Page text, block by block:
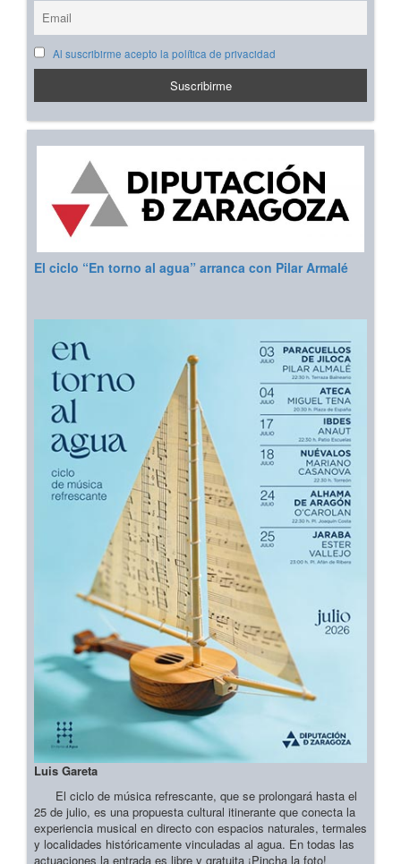
Al suscribirme acepto la política de privacidad
El ciclo “En torno al agua” arranca con Pilar Armalé
Luis Gareta
El ciclo de música refrescante, que se prolongará hasta el
25 de julio, es una propuesta cultural itinerante que conecta la
experiencia musical en directo con espacios naturales, termales
y localidades históricamente vinculadas al agua. En todas las
actuaciones la entrada es libre y gratuita ¡Pincha la foto!